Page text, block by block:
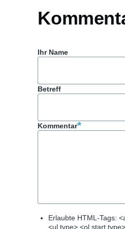
Ihr Name
Betreff
Kommentar
Erlaubte HTML-Tags:
<ul type> <ol start